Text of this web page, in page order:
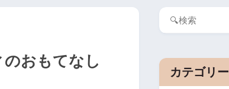
のおもてなし
カテゴリー